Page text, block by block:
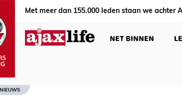
Met meer dan 155.000 leden staan we achter
NET BINNEN
NIEUWS